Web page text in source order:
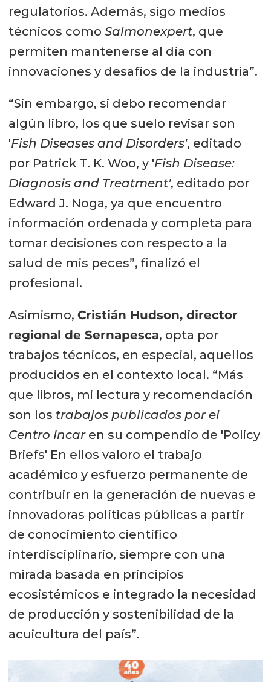
regulatorios. Además, sigo medios
técnicos como Salmonexpert, que
permiten mantenerse al día con
innovaciones y desafíos de la industria”.
“Sin embargo, si debo recomendar
algún libro, los que suelo revisar son
'Fish Diseases and Disorders', editado
por Patrick T. K. Woo, y 'Fish Disease:
Diagnosis and Treatment', editado por
Edward J. Noga, ya que encuentro
información ordenada y completa para
tomar decisiones con respecto a la
salud de mis peces”, finalizó el
profesional.
Asimismo, Cristián Hudson, director
regional de Sernapesca, opta por
trabajos técnicos, en especial, aquellos
producidos en el contexto local. “Más
que libros, mi lectura y recomendación
son los trabajos publicados por el
Centro Incaren su compendio de 'Policy
Briefs' En ellos valoro el trabajo
académico y esfuerzo permanente de
contribuir en la generación de nuevas e
innovadoras políticas públicas a partir
de conocimiento científico
interdisciplinario, siempre con una
mirada basada en principios
ecosistémicos e integrado la necesidad
de producción y sostenibilidad de la
acuicultura del país”.